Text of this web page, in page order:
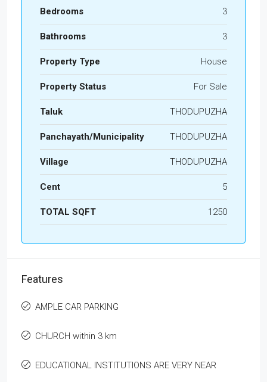
Bedrooms 3
Bathrooms 3
Property Type House
Property Status For Sale
Taluk THODUPUZHA
Panchayath/Municipality THODUPUZHA
Village THODUPUZHA
Cent 5
TOTAL SQFT 1250
Features
AMPLE CAR PARKING
CHURCH within 3 km
EDUCATIONAL INSTITUTIONS ARE VERY NEAR